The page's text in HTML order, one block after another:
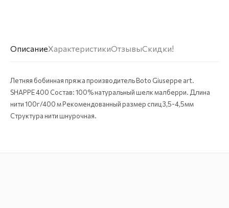
ОписаниеХарактеристикиОтзывыСкидки!
Летняя бобинная пряжа производитель Boto Giuseppe art.
SHAPPE 400 Состав: 100% натуральный шелк малберри. Длина
нити 100г/400 м Рекомендованный размер спиц 3,5-4,5мм
Структура нити шнурочная.